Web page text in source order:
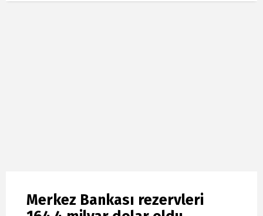
Merkez Bankası rezervleri